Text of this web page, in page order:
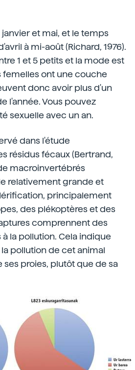
janvier et mai, et le temps
à mi-août (Richard, 1976).
1 et 5 petits et la mode est
femelles ont une couche
donc avoir plus d'un
l'année. Vous pouvez
sexuelle avec un an.
dans l'étude
résidus fécaux (Bertrand,
macroinvertébrés
relativement grande et
principalement
des plékoptères et des
comprennent des
la pollution. Cela indique
pollution de cet animal
proies, plutôt que de sa